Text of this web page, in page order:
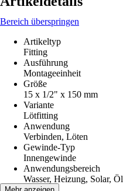
Bereich überspringen
Artikeltyp
Fitting
Ausführung
Montageeinheit
Größe
15 x 1/2" x 150 mm
Variante
Lötfitting
Anwendung
Verbinden, Löten
Gewinde-Typ
Innengewinde
Anwendungsbereich
Wasser, Heizung, Solar, Öl